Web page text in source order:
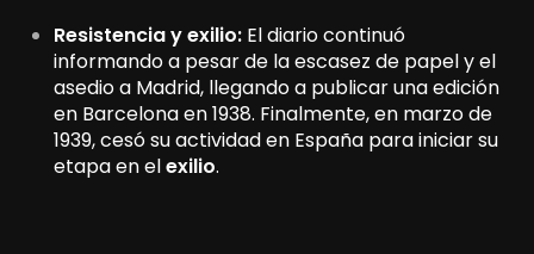
Resistencia y exilio: El diario continuó
informando a pesar de la escasez de papel y el
asedio a Madrid, llegando a publicar una edición
en Barcelona en 1938. Finalmente, en marzo de
1939, cesó su actividad en España para iniciar su
etapa en elexilio.